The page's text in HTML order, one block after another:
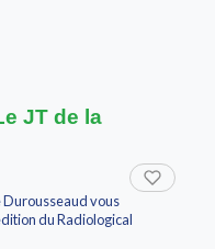
JT de la
Durousseaud vous
du Radiological